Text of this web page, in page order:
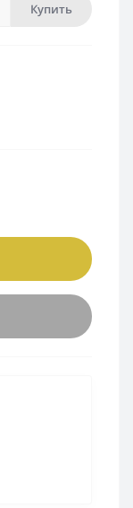
Купить